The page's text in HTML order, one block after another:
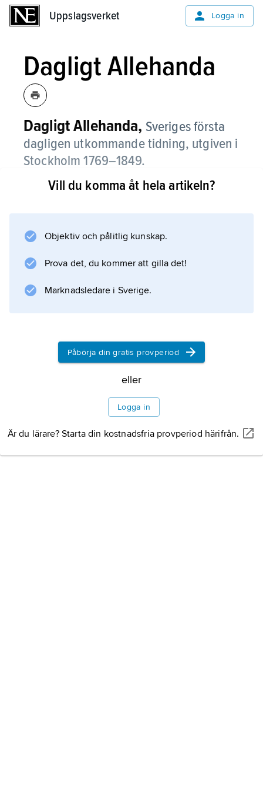
Uppslagsverket Logga in
Dagligt Allehanda
Dagligt Allehanda, Sveriges första
dagligen utkommande tidning, utgiven i
Stockholm 1769–1849.
Dagligt Allehanda var först från 1767 en bilaga
men blev 1769 en självständig tidning. Efter
Innehållet bestod länge av inrikes- och
utrikesnyheter, annonser samt en del insända
bidrag. År 1824 ombildades Dagligt Allehanda
till politiskt organ (liberalt) och kom att
Information om artikeln
Vill du komma åt hela artikeln?
Objektiv och pålitlig kunskap.
Prova det, du kommer att gilla det!
Marknadsledare i Sverige.
Påbörja din gratis provperiod
eller
Logga in
Är du lärare? Starta din kostnadsfria provperiod härifrån.